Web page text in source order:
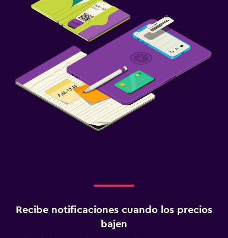
Recibe notificaciones cuando los precios
bajen